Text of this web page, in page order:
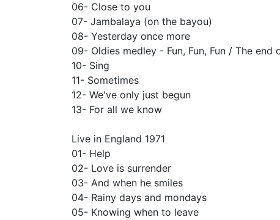
06- Close to you
07- Jambalaya (on the bayou)
08- Yesterday once more
09- Oldies medley - Fun, Fun, Fun / The
10- Sing
11- Sometimes
12- We've only just begun
13- For all we know
Live in England 1971
01- Help
02- Love is surrender
03- And when he smiles
04- Rainy days and mondays
05- Knowing when to leave